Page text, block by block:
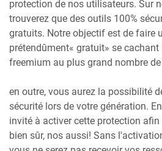
protection de nos utilisateurs. Sur
trouverez que des outils 100%
gratuits. Notre objectif est de faire
prétendûment« gratuit» se cachant
freemium au plus grand nombre
en outre, vous aurez la possibilité
sécurité lors de votre génération.
invité à activer cette protection afin
bien sûr, nos aussi! Sans